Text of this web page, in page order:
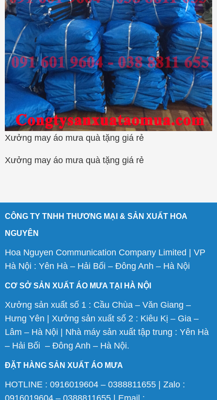
Xưởng may áo mưa quà tặng giá rẻ
Xưởng may áo mưa quà tặng giá rẻ
CÔNG TY TNHH THƯƠNG MẠI & SẢN XUẤT HOA
NGUYÊN
Hoa Nguyen Communication Company Limited | VP
Hà Nội : Yên Hà – Hải Bối – Đông Anh – Hà Nội
CƠ SỞ SẢN XUẤT ÁO MƯA TẠI HÀ NỘI
Xưởng sản xuất số 1 : Cầu Chùa – Văn Giang –
Hưng Yên | Xưởng sản xuất số 2 : Kiêu Kị – Gia –
Lâm – Hà Nội | Nhà máy sản xuất tập trung : Yên Hà
– Hải Bối – Đông Anh – Hà Nội.
ĐẶT HÀNG SẢN XUẤT ÁO MƯA
HOTLINE : 0916019604 – 0388811655 | Zalo :
0916019604 – 0388811655 | Email :